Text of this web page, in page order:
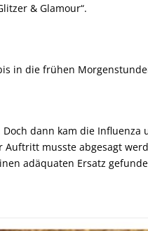
& Glamour“.
in die frühen
dann kam die
Auftritt musste abgesagt
adäquaten Ersatz